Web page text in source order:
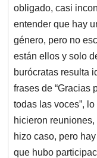
obligado, casi
entender que hay
género, pero no
están ellos y solo
burócratas resulta
frases de “Gracias
todas las voces”,
hicieron
hizo caso, pero
que hubo